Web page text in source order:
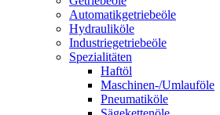
Automatikgetriebeöle
Hydrauliköle
Industriegetriebeöle
Spezialitäten
Haftöl
Maschinen-/Umlauföle
Pneumatiköle